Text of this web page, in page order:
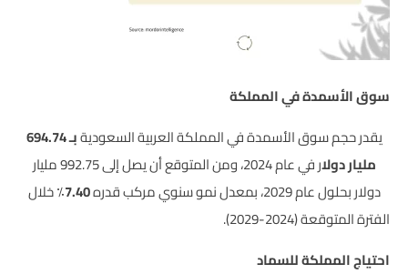
سوق الأسمدة في المملكة
يقدر حجم سوق الأسمدة في المملكة العربية السعودية بـ 694.74
مليار دولا
ر في عام 2024، ومن المتوقع أن يصل إلى 992.75 مليار
دولار بحلول عام 2029، بمعدل نمو سنوي مركب قدره
7.40٪
خلال
الفترة المتوقعة (2024-2029).
احتياج المملكة للسماد